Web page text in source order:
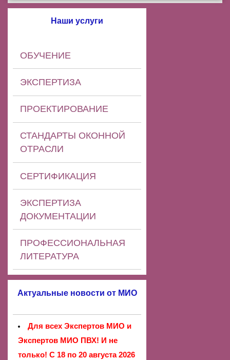
Наши услуги
ОБУЧЕНИЕ
ЭКСПЕРТИЗА
ПРОЕКТИРОВАНИЕ
СТАНДАРТЫ ОКОННОЙ
ОТРАСЛИ
СЕРТИФИКАЦИЯ
ЭКСПЕРТИЗА
ДОКУМЕНТАЦИИ
ПРОФЕССИОНАЛЬНАЯ
ЛИТЕРАТУРА
Актуальные новости от МИО
Для всех Экспертов МИО и
Экспертов МИО ПВХ! И не
только! С 18 по 20 августа 2026